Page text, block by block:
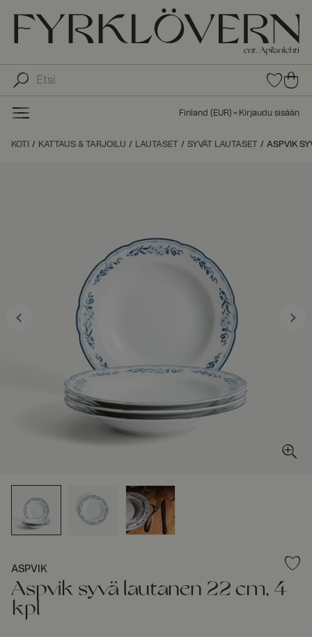
0
tuot
suo
0
tu
ot
a
Finland ( EUR) Kirjaudu sisään
KOTI KATTAUS & TARJOILU LAUTASET SYVÄT LAUTASET ASPVIK
ASPVIK
Aspvik syvä lautanen 22 cm, 4
kpl